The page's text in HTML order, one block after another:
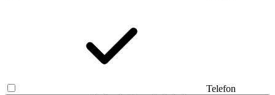
Telefon